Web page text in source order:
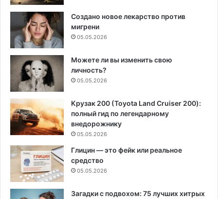
Создано новое лекарство против
мигрени
05.05.2026
Можете ли вы изменить свою
личность?
05.05.2026
Крузак 200 (Toyota Land Cruiser 200):
полный гид по легендарному
внедорожнику
05.05.2026
Глицин — это фейк или реальное
средство
05.05.2026
Загадки с подвохом: 75 лучших хитрых